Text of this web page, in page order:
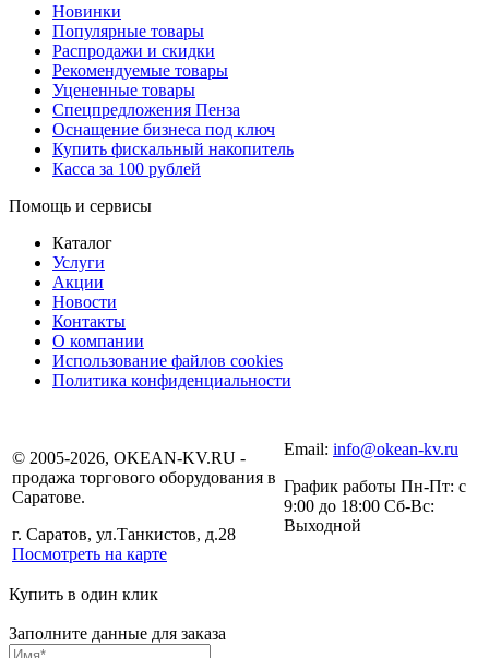
Новинки
Популярные товары
Распродажи и скидки
Рекомендуемые товары
Уцененные товары
Спецпредложения Пенза
Оснащение бизнеса под ключ
Купить фискальный накопитель
Касса за 100 рублей
Помощь и сервисы
Каталог
Услуги
Акции
Новости
Контакты
О компании
Использование файлов cookies
Политика конфиденциальности
© 2005-2026, OKEAN-KV.RU -
продажа торгового оборудования в
Саратове.
г. Саратов, ул.Танкистов, д.28
Посмотреть на карте
Email: info@okean-kv.ru
График работы Пн-Пт: с
9:00 до 18:00 Сб-Вс:
Выходной
Купить в один клик
Заполните данные для заказа